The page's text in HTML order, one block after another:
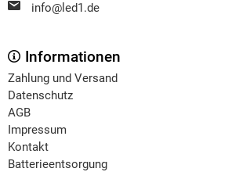
info@led1.de
Informationen
Zahlung und Versand
Datenschutz
AGB
Impressum
Kontakt
Batterieentsorgung